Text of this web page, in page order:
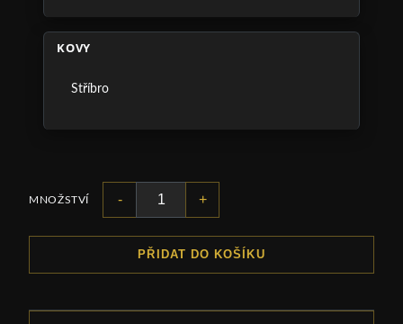
KOVY
Stříbro
MNOŽSTVÍ - +
PŘIDAT DO KOŠÍKU